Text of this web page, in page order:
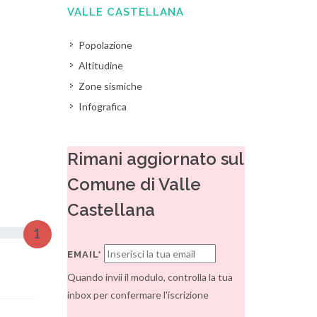
1
VALLE CASTELLANA
Popolazione
Altitudine
Zone sismiche
Infografica
Rimani aggiornato sul
Comune di Valle
Castellana
EMAIL*
Quando invii il modulo, controlla la tua
inbox per confermare l'iscrizione